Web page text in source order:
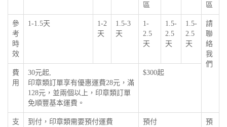
區
區
參
考
時
效
1-1.5天
1-2
天
1.5-3
天
1-
2.5
天
1.5-
2.5
天
1.5-
2.5
天
請
聯
絡
我
們
費
用
30元起,
印章類訂單享有優惠運費28元，滿
128元，並兩個以上，印章類訂單
免順豐基本運費。
$300起
支
到付，印章類需要預付運費 預付
預